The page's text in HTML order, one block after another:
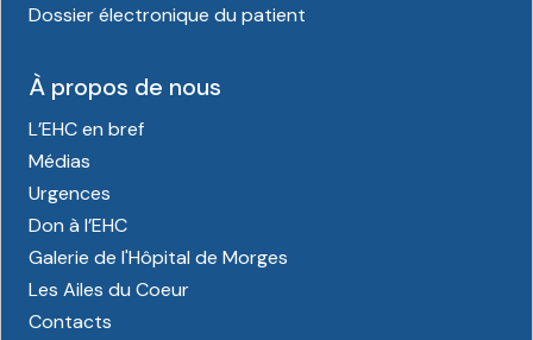
Dossier électronique du patient
À propos de nous
L’EHC en bref
Médias
Urgences
Don à l’EHC
Galerie de l'Hôpital de Morges
Les Ailes du Coeur
Contacts